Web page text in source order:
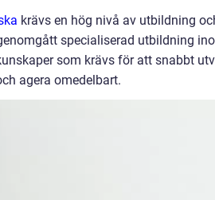
krävs en hög nivå av utbildning
specialiserad utbildning
som krävs för att snabbt
agera omedelbart.